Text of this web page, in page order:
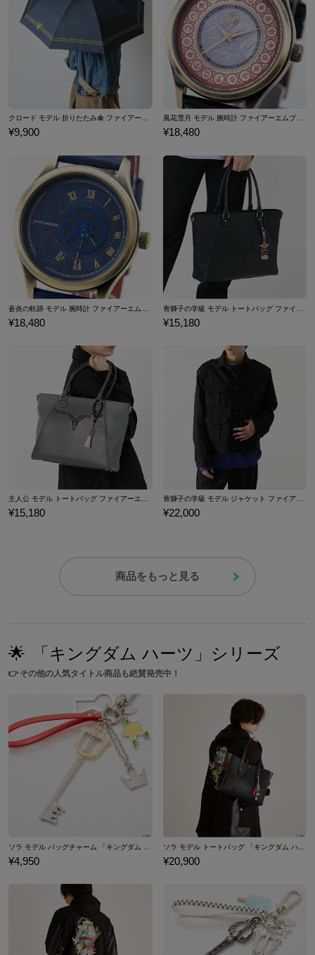
クロード モデル 折りたたみ傘 ファイアーエムブレム 風花雪月
¥9,900
風花雪月 モデル 腕時計 ファイアーエムブレム
¥18,480
¥18,480 ¥15,180
主人公 モデル トートバッグ ファイアーエムブレム 風花雪月
¥15,180
青獅子の学級 モデル ジャケット ファイアーエムブレム 風花雪月
¥22,000
商品をもっと見る
🌟 「キングダム ハーツ」シリーズ
👉その他の人気タイトル商品も絶賛発売中！
¥4,950 ¥20,900